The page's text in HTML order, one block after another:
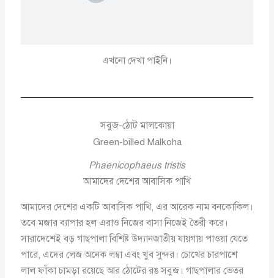
এখনো দেখা পাইনি।
সবুজ-ঠোট মালকোয়া
Green-billed Malkoha
Phaenicophaeus tristis
আমাদের দেশের আবাসিক পাখি
আমাদের দেশের একটি আবাসিক পাখি, এর আরেক নাম বনকোকিল।
তবে মজার ব্যাপার হল এরাও নিজের বাসা নিজেই তৈরী করে।
সারাদেশেই বড় গাছপালা বিশিষ্ট উদ্যানজাতীয় যায়গায় পাওয়া যেতে
পারে, এদের লেজ অনেক লম্বা এবং খুব সুন্দর। চোখের চারপাশে
লাল ফাঁকা চামড়া রয়েছে আর ঠোটের রঙ সবুজ। গাছপালার ভেতর